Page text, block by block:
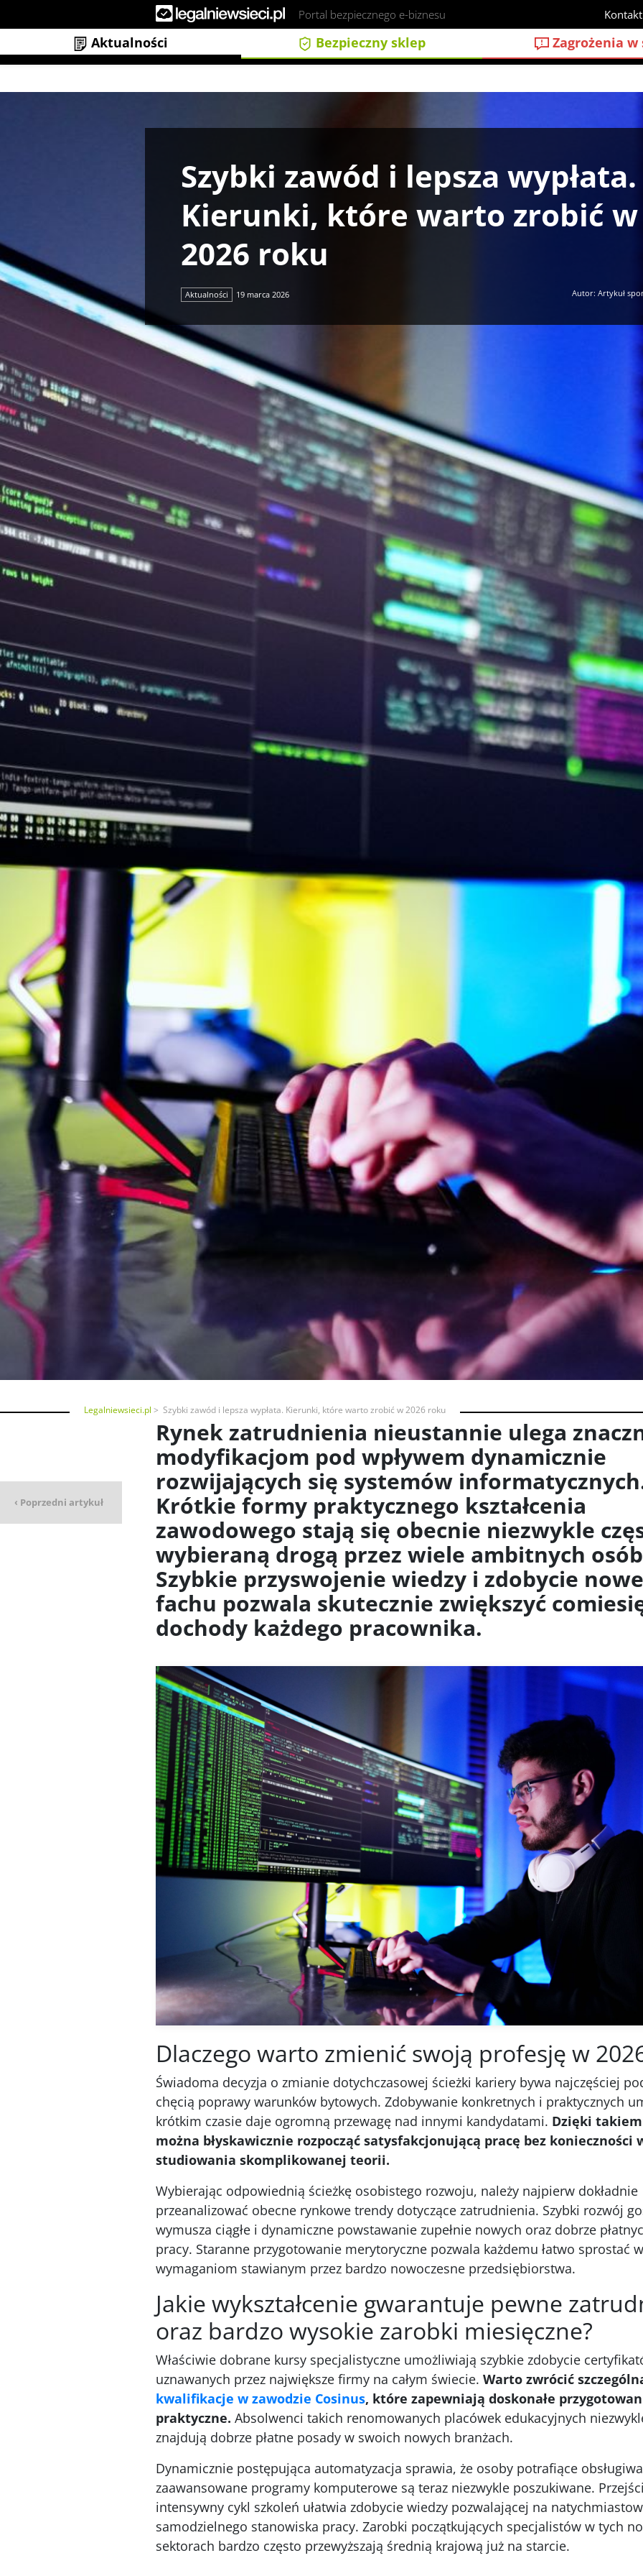
Portal bezpiecznego e-biznesu Kontakt
Aktualności Bezpieczny sklep Zagrożenia w
Szybki zawód i lepsza wypłata.
Kierunki, które warto zrobić w
2026 roku
Aktualności 19 marca 2026 Autor: Artykuł
Legalniewsieci.pl Szybki zawód i lepsza wypłata. Kierunki, które warto zrobić w 2026 roku
Szybki zawód i lepsza wypłata. Kierunki, które warto zrobić w 2026 roku
Rynek zatrudnienia nieustannie ulega
modyfikacjom pod wpływem dynamicznie
rozwijających się systemów
Krótkie formy praktycznego kształcenia
zawodowego stają się obecnie niezwykle
wybieraną drogą przez wiele ambitnych
Szybkie przyswojenie wiedzy i zdobycie
fachu pozwala skutecznie zwiększyć
dochody każdego pracownika.
Dlaczego warto zmienić swoją profesję w
Świadoma decyzja o zmianie dotychczasowej ścieżki kariery bywa najczęściej
chęcią poprawy warunków bytowych. Zdobywanie konkretnych i praktycznych
krótkim czasie daje ogromną przewagę nad innymi kandydatami. Dzięki
można błyskawicznie rozpocząć satysfakcjonującą pracę bez
studiowania skomplikowanej teorii.
Wybierając odpowiednią ścieżkę osobistego rozwoju, należy najpierw dokładnie
przeanalizować obecne rynkowe trendy dotyczące zatrudnienia. Szybki rozwój
wymusza ciągłe i dynamiczne powstawanie zupełnie nowych oraz dobrze
pracy. Staranne przygotowanie merytoryczne pozwala każdemu łatwo sprostać
wymaganiom stawianym przez bardzo nowoczesne przedsiębiorstwa.
Jakie wykształcenie gwarantuje pewne
oraz bardzo wysokie zarobki miesięczne?
Właściwie dobrane kursy specjalistyczne umożliwiają szybkie zdobycie
uznawanych przez największe firmy na całym świecie. Warto zwrócić
kwalifikacje w zawodzie Cosinus, które zapewniają doskonałe
praktyczne. Absolwenci takich renomowanych placówek edukacyjnych
znajdują dobrze płatne posady w swoich nowych branżach.
Dynamicznie postępująca automatyzacja sprawia, że osoby potrafiące
zaawansowane programy komputerowe są teraz niezwykle poszukiwane.
intensywny cykl szkoleń ułatwia zdobycie wiedzy pozwalającej na
samodzielnego stanowiska pracy. Zarobki początkujących specjalistów w tych
sektorach bardzo często przewyższają średnią krajową już na starcie.
‹ Poprzedni artykuł
mecze piłkarskie
Polsce?